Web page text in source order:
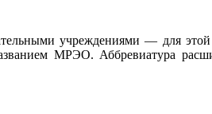
учреждениями — для
МРЭО. Аббревиатура